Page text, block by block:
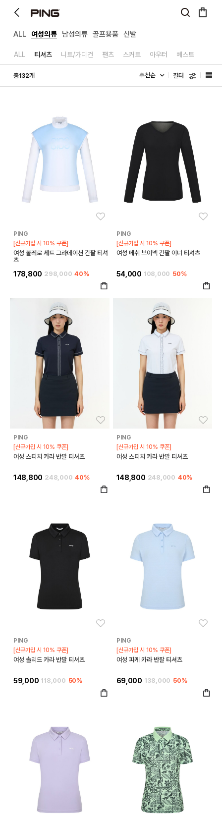
ALL 여성의류 남성의류 골프용품 신발
ALL 티셔츠 니트/가디건 팬츠 스커트 아우터 베스트
총132개 필터
PING
[신규가입 시 10% 쿠폰]
여성 볼레로 세트 그라데이션 긴팔 티셔
츠
178,800 298,000 40%
PING
[신규가입 시 10% 쿠폰]
여성 메쉬 브이넥 긴팔 이너 티셔츠
54,000 108,000 50%
PING
[신규가입 시 10% 쿠폰]
여성 스티치 카라 반팔 티셔츠
148,800 248,000 40%
PING
[신규가입 시 10% 쿠폰]
여성 스티치 카라 반팔 티셔츠
148,800 248,000 40%
PING
[신규가입 시 10% 쿠폰]
여성 솔리드 카라 반팔 티셔츠
59,000 118,000 50%
PING
[신규가입 시 10% 쿠폰]
여성 피케 카라 반팔 티셔츠
69,000 138,000 50%